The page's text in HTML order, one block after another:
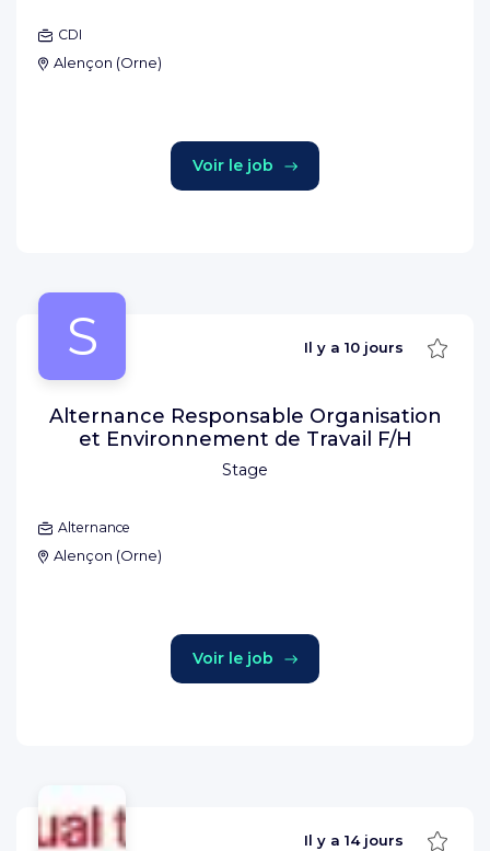
CDI
Alençon (Orne)
Voir le job
S
Stage
Il y a 10 jours
Alternance Responsable Organisation
et Environnement de Travail F/H
Alternance
Alençon (Orne)
Voir le job
Il y a 14 jours